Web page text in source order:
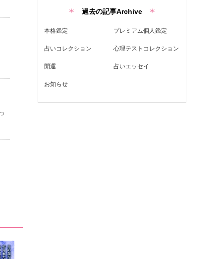
過去の記事Archive
本格鑑定 プレミアム個人鑑定
占いコレクション 心理テストコレクション
開運 占いエッセイ
お知らせ